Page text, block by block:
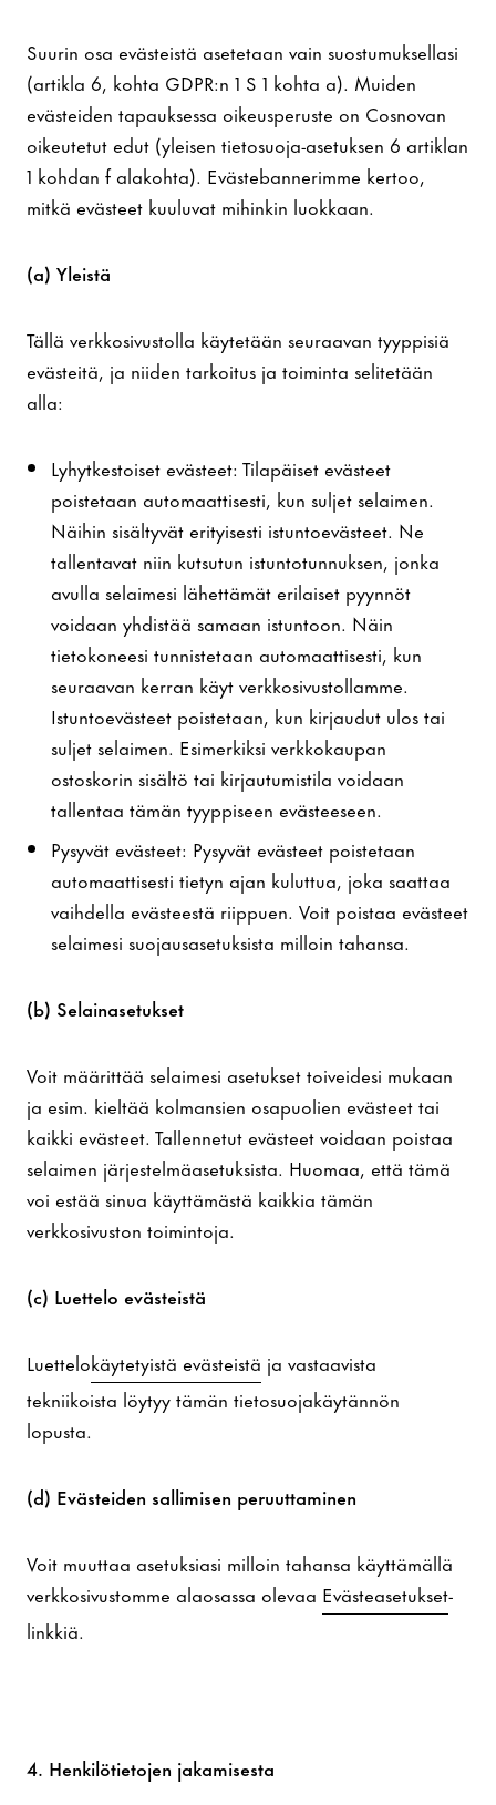
Suurin osa evästeistä asetetaan vain suostumuksellasi
(artikla 6, kohta GDPR:n 1 S 1 kohta a). Muiden
evästeiden tapauksessa oikeusperuste on Cosnovan
oikeutetut edut (yleisen tietosuoja-asetuksen 6 artiklan
1 kohdan f alakohta). Evästebannerimme kertoo,
mitkä evästeet kuuluvat mihinkin luokkaan.
(a) Yleistä
Tällä verkkosivustolla käytetään seuraavan tyyppisiä
evästeitä, ja niiden tarkoitus ja toiminta selitetään
alla:
Lyhytkestoiset evästeet: Tilapäiset evästeet
poistetaan automaattisesti, kun suljet selaimen.
Näihin sisältyvät erityisesti istuntoevästeet. Ne
tallentavat niin kutsutun istuntotunnuksen, jonka
avulla selaimesi lähettämät erilaiset pyynnöt
voidaan yhdistää samaan istuntoon. Näin
tietokoneesi tunnistetaan automaattisesti, kun
seuraavan kerran käyt verkkosivustollamme.
Istuntoevästeet poistetaan, kun kirjaudut ulos tai
suljet selaimen. Esimerkiksi verkkokaupan
ostoskorin sisältö tai kirjautumistila voidaan
tallentaa tämän tyyppiseen evästeeseen.
Pysyvät evästeet: Pysyvät evästeet poistetaan
automaattisesti tietyn ajan kuluttua, joka saattaa
vaihdella evästeestä riippuen. Voit poistaa evästeet
selaimesi suojausasetuksista milloin tahansa.
(b) Selainasetukset
Voit määrittää selaimesi asetukset toiveidesi mukaan
ja esim. kieltää kolmansien osapuolien evästeet tai
kaikki evästeet. Tallennetut evästeet voidaan poistaa
selaimen järjestelmäasetuksista. Huomaa, että tämä
voi estää sinua käyttämästä kaikkia tämän
verkkosivuston toimintoja.
(c) Luettelo evästeistä
Luettelokäytetyistä evästeistä ja vastaavista
tekniikoista löytyy tämän tietosuojakäytännön
lopusta.
(d) Evästeiden sallimisen peruuttaminen
Voit muuttaa asetuksiasi milloin tahansa käyttämällä
verkkosivustomme alaosassa olevaa Evästeasetukset-
linkkiä.
4. Henkilötietojen jakamisesta